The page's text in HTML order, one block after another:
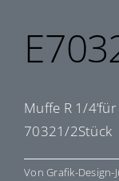
Muffe R 1/
70321/2Stück
VonGrafik-Design-